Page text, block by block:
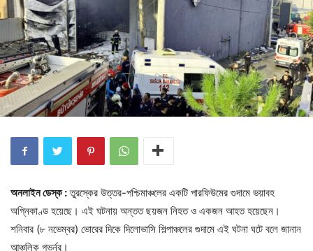
অনলাইন ডেস্ক :তুরস্কের উত্তর-পশ্চিমাঞ্চলের একটি পারফিউমের গুদামে ভয়াবহ
অগ্নিকাণ্ড হয়েছে। এই ঘটনায় অন্তত ছয়জন নিহত ও একজন আহত হয়েছেন।
শনিবার (৮ নভেম্বর) ভোরের দিকে দিলোভাসি শিল্পাঞ্চলের গুদামে এই ঘটনা ঘটে বলে জানান
আঞ্চলিক গভর্নর।